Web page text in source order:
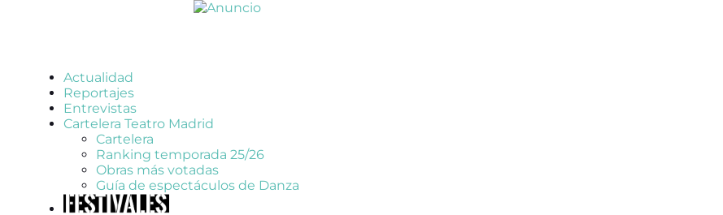
Actualidad
Reportajes
Entrevistas
Cartelera Teatro Madrid
Cartelera
Ranking temporada 25/26
Obras más votadas
Guía de espectáculos de Danza